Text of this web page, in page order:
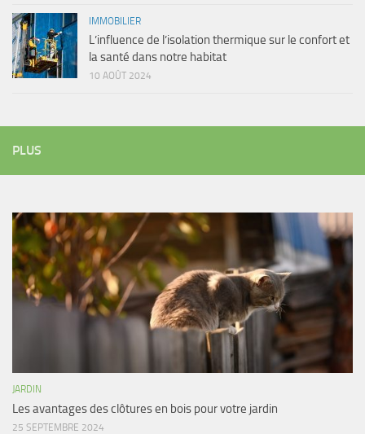
IMMOBILIER
L’influence de l’isolation thermique sur le confort et
la santé dans notre habitat
10 AOÛT 2024
PLUS
JARDIN
Les avantages des clôtures en bois pour votre jardin
25 SEPTEMBRE 2024